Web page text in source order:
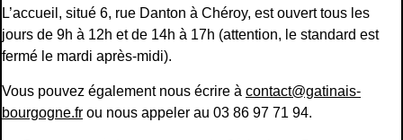
L’accueil, situé 6, rue Danton à Chéroy, est ouvert tous les
jours de 9h à 12h et de 14h à 17h (attention, le standard est
fermé le mardi après-midi).
Vous pouvez également nous écrire à contact@gatinais-
bourgogne.fr ou nous appeler au 03 86 97 71 94.